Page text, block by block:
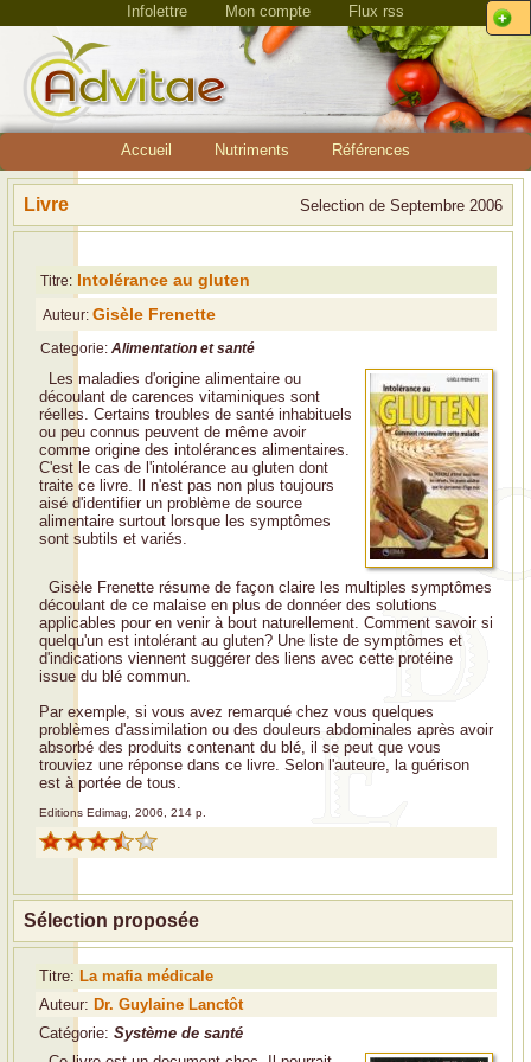
Infolettre Mon compte Flux rss
Accueil Nutriments Références
Livre Selection de Septembre 2006
Titre: Intolérance au gluten
Auteur: Gisèle Frenette
Categorie: Alimentation et santé
Les maladies d'origine alimentaire ou
découlant de carences vitaminiques sont
réelles. Certains troubles de santé inhabituels
ou peu connus peuvent de même avoir
comme origine des intolérances alimentaires.
C'est le cas de l'intolérance au gluten dont
traite ce livre. Il n'est pas non plus toujours
aisé d'identifier un problème de source
alimentaire surtout lorsque les symptômes
sont subtils et variés.
Gisèle Frenette résume de façon claire les multiples symptômes
découlant de ce malaise en plus de donnéer des solutions
applicables pour en venir à bout naturellement. Comment savoir si
quelqu'un est intolérant au gluten? Une liste de symptômes et
d'indications viennent suggérer des liens avec cette protéine
issue du blé commun.
Par exemple, si vous avez remarqué chez vous quelques
problèmes d'assimilation ou des douleurs abdominales après avoir
absorbé des produits contenant du blé, il se peut que vous
trouviez une réponse dans ce livre. Selon l'auteure, la guérison
est à portée de tous.
Editions Edimag, 2006, 214 p.
Sélection proposée
Titre: La mafia médicale
Auteur: Dr. Guylaine Lanctôt
Catégorie: Système de santé